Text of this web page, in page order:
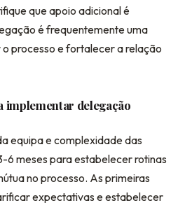
que apoio adicional é
é frequentemente uma
processo e fortalecer a relação
implementar delegação
equipa e complexidade das
6 meses para estabelecer rotinas
no processo. As primeiras
expectativas e estabelecer